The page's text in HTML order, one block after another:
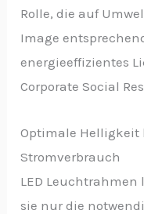
Rolle, die auf
Image
energieeffizientes
Corporate Social
Optimale
Stromverbrauch
LED Leuchtrahmen
sie nur die